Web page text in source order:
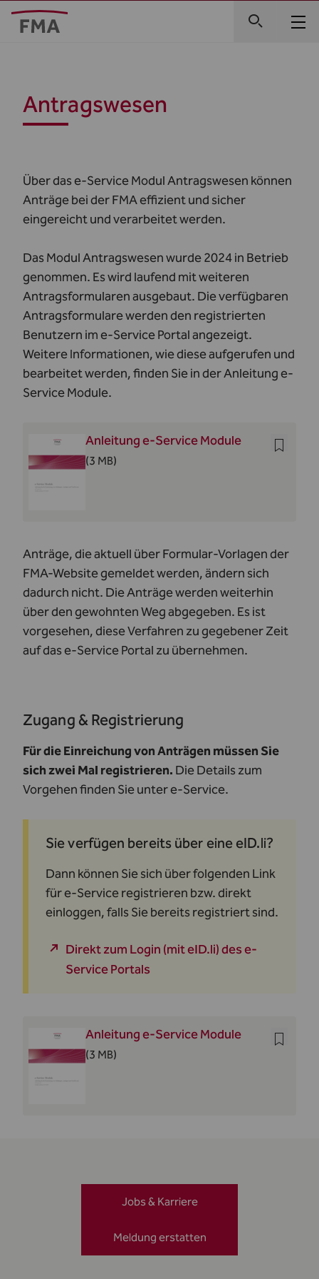
Antragswesen
Über das e-Service Modul Antragswesen können
Anträge bei der FMA effizient und sicher
eingereicht und verarbeitet werden.
Das Modul Antragswesen wurde 2024 in Betrieb
genommen. Es wird laufend mit weiteren
Antragsformularen ausgebaut. Die verfügbaren
Antragsformulare werden den registrierten
Benutzern im e-Service Portal angezeigt.
Weitere Informationen, wie diese aufgerufen und
bearbeitet werden, finden Sie in der Anleitung e-
Service Module.
Anleitung e-Service Module
(3 MB)
Anträge, die aktuell über Formular-Vorlagen der
FMA-Website gemeldet werden, ändern sich
dadurch nicht. Die Anträge werden weiterhin
über den gewohnten Weg abgegeben. Es ist
vorgesehen, diese Verfahren zu gegebener Zeit
auf das e-Service Portal zu übernehmen.
Zugang & Registrierung
Für die Einreichung von Anträgen müssen Sie
sich zwei Mal registrieren. Die Details zum
Vorgehen finden Sie untere-Service.
Sie verfügen bereits über eine eID.li?
Dann können Sie sich über folgenden Link
für e-Service registrieren bzw. direkt
einloggen, falls Sie bereits registriert sind.
Direkt zum Login (mit eID.li) des e-
Service Portals
Anleitung e-Service Module
(3 MB)
Jobs & Karriere
Meldung erstatten